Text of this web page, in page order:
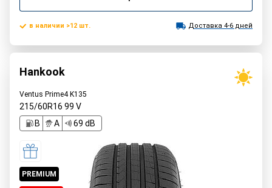
в наличии >12 шт. Доставка 4-6 дней
Hankook
Ventus Prime4 K135
215/60R16 99 V
B
A 69 dB
PREMIUM